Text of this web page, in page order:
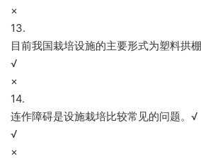
×
13.
目前我国栽培设施的主要形式为塑料拱
√
×
14.
连作障碍是设施栽培比较常见的问题。√
√
×